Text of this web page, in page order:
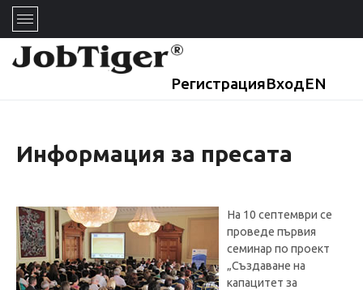
РегистрацияВходEN
Информация за пресата
На 10 септември се
проведе първия
семинар по проект
„Създаване на
капацитет за